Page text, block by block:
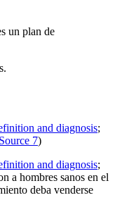
un plan de
and diagnosis;
Source 7)
and diagnosis;
a hombres sanos en el
deba venderse